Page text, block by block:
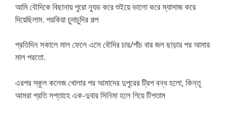
আমি বৌদিকে বিছানায় পুরো ন্যূড করে শুইয়ে ভালো করে ম্যাসাজ করে
দিয়েছিলাম. পরকিয়া চুদাচুদির গল্প
প্রতিদিন সকালে মাল ফেলে এসে বৌদির চার/পাঁচ বার জল ছাড়ার পর আমার
মাল পরতো.
এরপর স্কূল কলেজ খোলার পর আমাদের দুপুরের ট্রিপ বন্ধ হলো, কিন্তূ
আমরা প্রতি সপ্তাহে এক-দুবার সিনিমা হলে গিয়ে টিপতাম